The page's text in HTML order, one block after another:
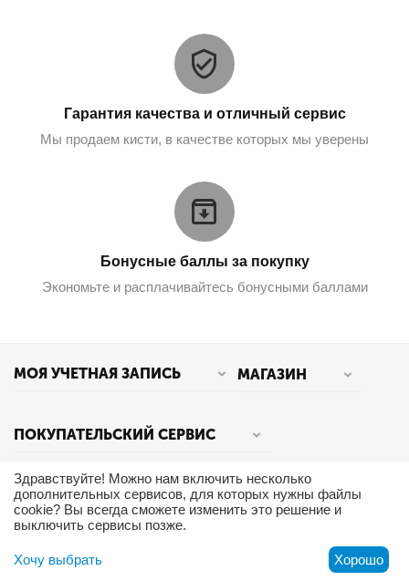
Гарантия качества и отличный сервис
Мы продаем кисти, в качестве которых мы уверены
Бонусные баллы за покупку
Экономьте и расплачивайтесь бонусными баллами
МОЯ УЧЕТНАЯ ЗАПИСЬ МАГАЗИН
ПОКУПАТЕЛЬСКИЙ СЕРВИС
КОНТАКТЫ
Здравствуйте! Можно нам включить несколько
дополнительных сервисов, для которых нужны файлы
cookie? Вы всегда сможете изменить это решение и
выключить сервисы позже.
Хочу выбрать Хорошо